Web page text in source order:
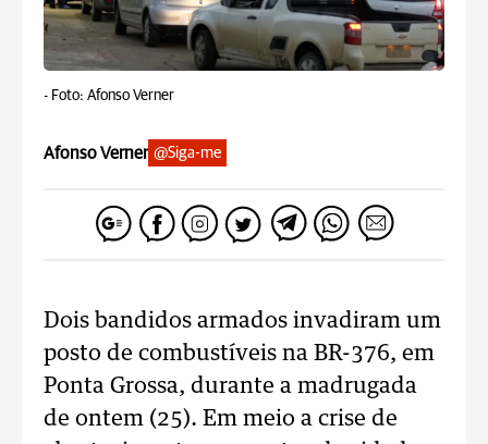
- Foto: Afonso Verner
Afonso Verner @Siga-me
Dois bandidos armados invadiram um
posto de combustíveis na BR-376, em
Ponta Grossa, durante a madrugada
de ontem (25). Em meio a crise de